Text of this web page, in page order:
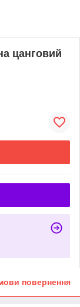
цанговий
повернення